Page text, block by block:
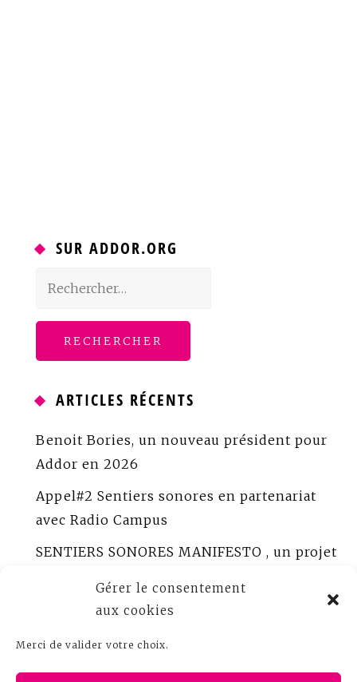
Gérer le consentement
aux cookies
Merci de valider votre choix.
SUR ADDOR.ORG
Rechercher :
ARTICLES RÉCENTS
Benoit Bories, un nouveau président pour
Addor en 2026
Appel#2 Sentiers sonores en partenariat
avec Radio Campus
SENTIERS SONORES MANIFESTO , un projet
ADDOR peaufine Sentiers sonores
Appel à créations sonores documentaires
Bureau ADDOR 2025